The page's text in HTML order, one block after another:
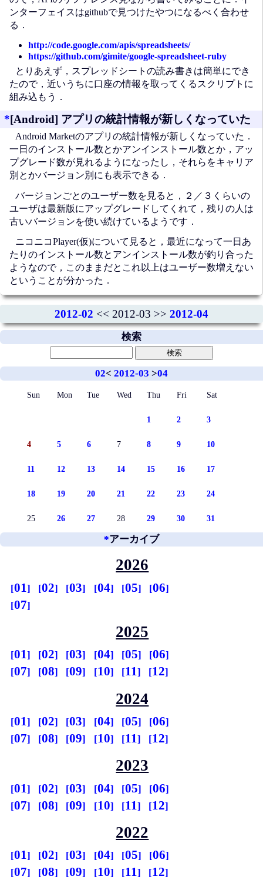
ンターフェイスはgithubで見つけたやつになるべく合わせ
る．
http://code.google.com/apis/spreadsheets/
https://github.com/gimite/google-spreadsheet-ruby
とりあえず，スプレッドシートの読み書きは簡単にでき
たので，近いうちに口座の情報を取ってくるスクリプトに
組み込もう．
*[Android] アプリの統計情報が新しくなっていた
Android Marketのアプリの統計情報が新しくなっていた．
一日のインストール数とかアンインストール数とか，アッ
プグレード数が見れるようになったし，それらをキャリア
別とかバージョン別にも表示できる．
バージョンごとのユーザー数を見ると，２／３くらいの
ユーザは最新版にアップグレードしてくれて，残りの人は
古いバージョンを使い続けているようです．
ニコニコPlayer(仮)について見ると，最近になって一日あ
たりのインストール数とアンインストール数が釣り合った
ようなので，このままだとこれ以上はユーザー数増えない
ということが分かった．
2012-02 << 2012-03 >> 2012-04
検索
02< 2012-03 >04
Sun Mon Tue Wed Thu Fri Sat
1 2 3
4 5 6 7 8 9 10
11 12 13 14 15 16 17
18 19 20 21 22 23 24
25 26 27 28 29 30 31
*アーカイブ
2026
01 02 03 04 05
06
07
2025
01 02 03 04 05
06
07
08 09 10 11 12
2024
01 02 03 04 05
06
07
08 09 10 11 12
2023
01 02 03 04 05
06
07
08 09 10 11 12
2022
01 02 03 04 05
06
07
08 09 10 11 12